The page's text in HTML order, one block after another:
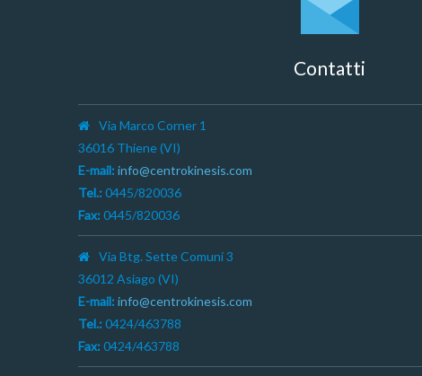
Contatti
Via Marco Corner 1
36016 Thiene (VI)
E-mail: info@centrokinesis.com
Tel.: 0445/820036
Fax: 0445/820036
Via Btg. Sette Comuni 3
36012 Asiago (VI)
E-mail: info@centrokinesis.com
Tel.: 0424/463788
Fax: 0424/463788